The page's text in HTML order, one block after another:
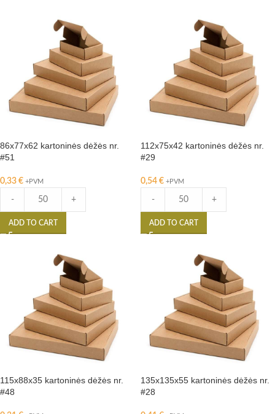
86x77x62 kartoninės dėžės nr.
#51
0,33 € +PVM
- +
ADD TO CART
112x75x42 kartoninės dėžės nr.
#29
0,54 € +PVM
- +
ADD TO CART
115x88x35 kartoninės dėžės nr.
#48
135x135x55 kartoninės dėžės nr.
#28